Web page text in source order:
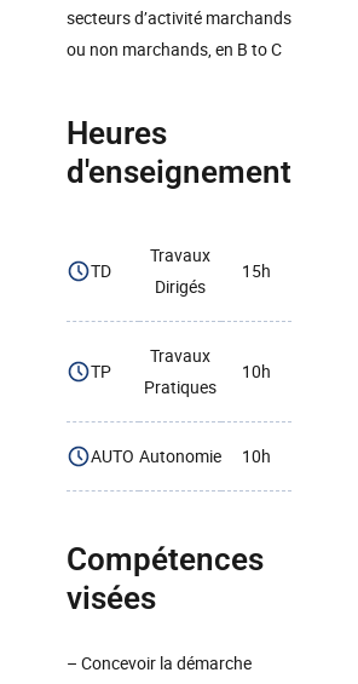
secteurs d’activité marchands
ou non marchands, en B to C
Heures
d'enseignement
TD
Travaux
Dirigés
15h
TP
Travaux
Pratiques
10h
AUTO Autonomie 10h
Compétences
visées
– Concevoir la démarche